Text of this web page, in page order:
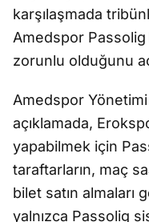
karşılaşmada
Amedspor Passolig
zorunlu olduğunu
Amedspor Yönetimi
açıklamada,
yapabilmek için
taraftarların, maç
bilet satın almaları
yalnızca Passolig